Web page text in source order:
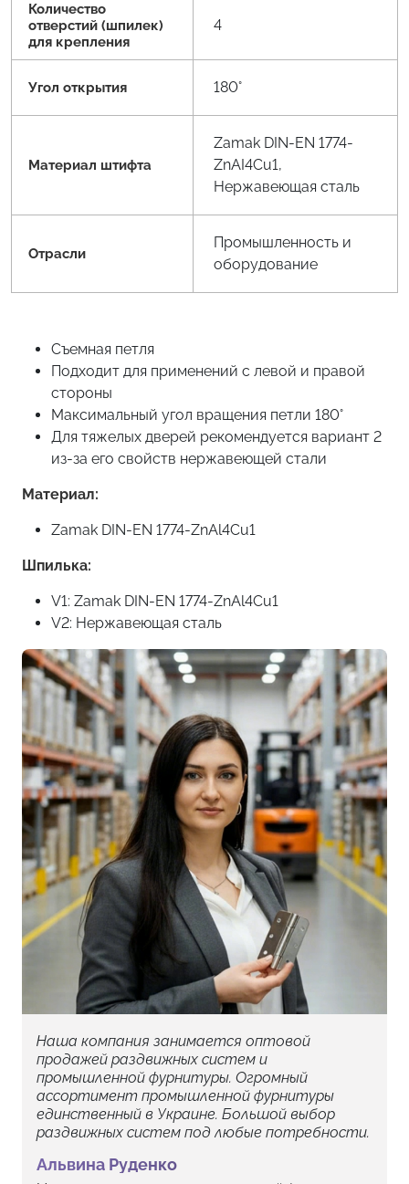
Количество
отверстий (шпилек)
для крепления
4
Угол открытия 180°
Материал штифта
Zamak DIN-EN 1774-
ZnAI4Cu1,
Нержавеющая сталь
Отрасли
Промышленность и
оборудование
Съемная петля
Подходит для применений с левой и правой
стороны
Максимальный угол вращения петли 180°
Для тяжелых дверей рекомендуется вариант 2
из-за его свойств нержавеющей стали
Материал:
Zamak DIN-EN 1774-ZnAl4Cu1
Шпилька:
V1: Zamak DIN-EN 1774-ZnAl4Cu1
V2: Нержавеющая сталь
Наша компания занимается оптовой
продажей раздвижных систем и
промышленной фурнитуры. Огромный
ассортимент промышленной фурнитуры
единственный в Украине. Большой выбор
раздвижных систем под любые потребности.
Альвина Руденко